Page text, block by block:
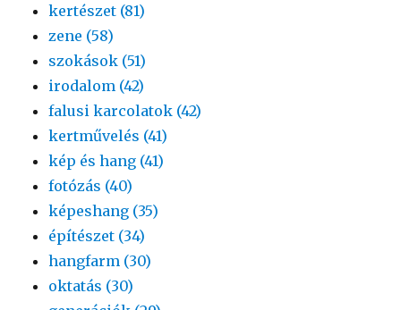
kertészet (81)
zene (58)
szokások (51)
irodalom (42)
falusi karcolatok (42)
kertművelés (41)
kép és hang (41)
fotózás (40)
képeshang (35)
építészet (34)
hangfarm (30)
oktatás (30)